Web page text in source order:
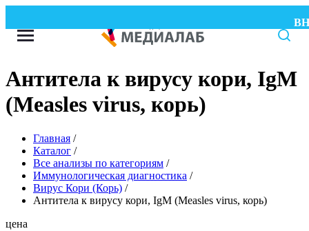
Антитела к вирусу кори, IgM
(Measles virus, корь)
Главная /
Каталог /
Все анализы по категориям /
Иммунологическая диагностика /
Вирус Кори (Корь) /
Антитела к вирусу кори, IgM (Measles virus, корь)
цена